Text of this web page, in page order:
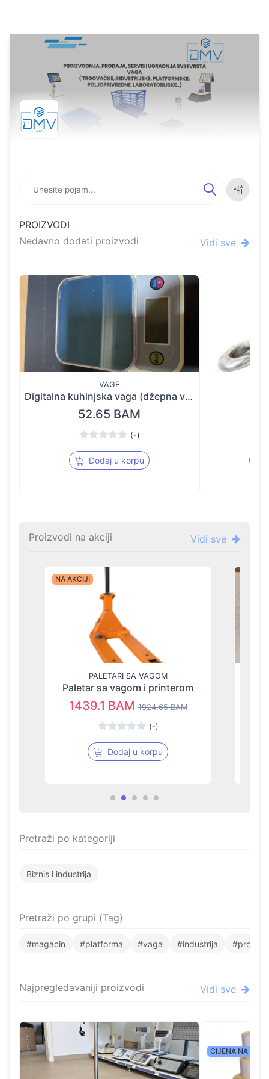
Online store featuring
RI
PROIZVODI
Nedavno dodati proizvodi
Vidi sve
VAGE
Digitalna kuhinjska vaga (džepna vaga) 1000g
52.65 BAM
(-)
Dodaj u korpu
Proizvodi na akciji Vidi sve
NA AKCIJI
PALETARI SA VAGOM
Paletar sa vagom i printerom
1439.1 BAM 1924.65 BAM
(-)
Dodaj u korpu
Pretraži po kategoriji
Biznis i industrija
Pretraži po grupi (Tag)
#magacin #platforma #vaga #industrija
Najpregledavaniji proizvodi Vidi sve
CIJENA NA